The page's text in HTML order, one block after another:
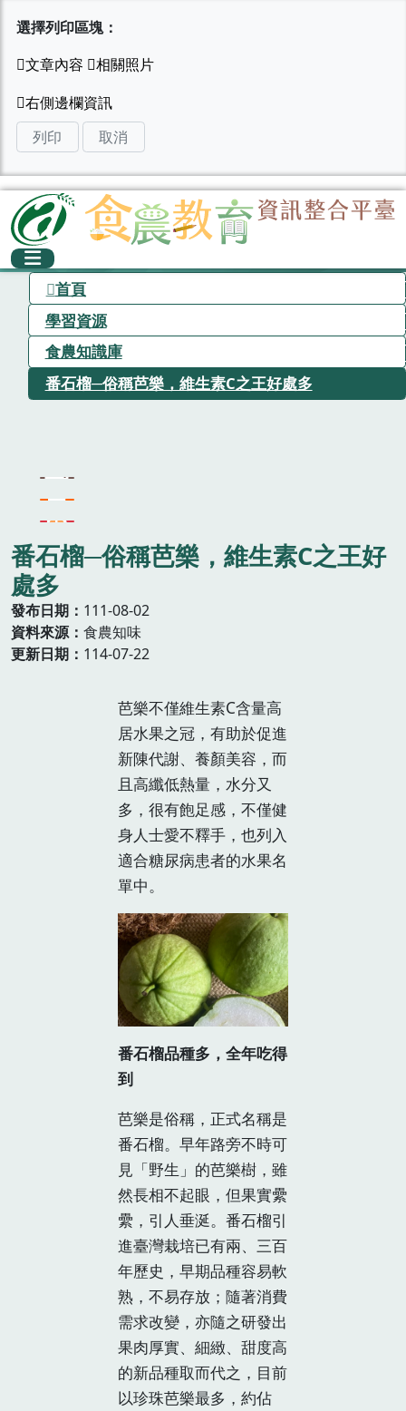
選擇列印區塊：
列印 取消
首頁
學習資源
食農知識庫
番石榴─俗稱芭樂，維生素C之王好處多
番石榴─俗稱芭樂，維生素C之王好
處多
發布日期
111-08-02
資料來源
食農知味
更新日期
114-07-22
芭樂不僅維生素C含量高
居水果之冠，有助於促進
新陳代謝、養顏美容，而
且高纖低熱量，水分又
多，很有飽足感，不僅健
身人士愛不釋手，也列入
適合糖尿病患者的水果名
單中。
番石榴品種多，全年吃得
到
芭樂是俗稱，正式名稱是
番石榴。早年路旁不時可
見「野生」的芭樂樹，雖
然長相不起眼，但果實纍
纍，引人垂涎。番石榴引
進臺灣栽培已有兩、三百
年歷史，早期品種容易軟
熟，不易存放；隨著消費
需求改變，亦隨之研發出
果肉厚實、細緻、甜度高
的新品種取而代之，目前
以珍珠芭樂最多，約佔